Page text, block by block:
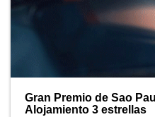
Gran Premio de Sao
Alojamiento 3 estrellas